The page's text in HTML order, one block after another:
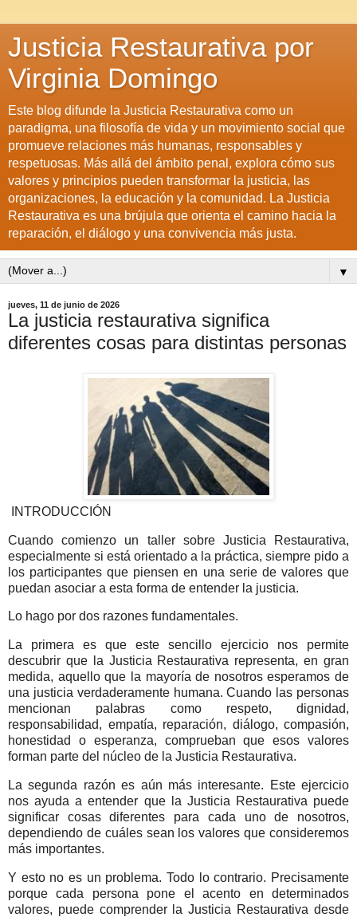
Justicia Restaurativa por
Virginia Domingo
Este blog difunde la Justicia Restaurativa como un
paradigma, una filosofía de vida y un movimiento social que
promueve relaciones más humanas, responsables y
respetuosas. Más allá del ámbito penal, explora cómo sus
valores y principios pueden transformar la justicia, las
organizaciones, la educación y la comunidad. La Justicia
Restaurativa es una brújula que orienta el camino hacia la
reparación, el diálogo y una convivencia más justa.
▼
jueves, 11 de junio de 2026
La justicia restaurativa significa
diferentes cosas para distintas personas
INTRODUCCIÓN
Cuando comienzo un taller sobre Justicia Restaurativa,
especialmente si está orientado a la práctica, siempre pido a
los participantes que piensen en una serie de valores que
puedan asociar a esta forma de entender la justicia.
Lo hago por dos razones fundamentales.
La primera es que este sencillo ejercicio nos permite
descubrir que la Justicia Restaurativa representa, en gran
medida, aquello que la mayoría de nosotros esperamos de
una justicia verdaderamente humana. Cuando las personas
mencionan palabras como respeto, dignidad,
responsabilidad, empatía, reparación, diálogo, compasión,
honestidad o esperanza, comprueban que esos valores
forman parte del núcleo de la Justicia Restaurativa.
La segunda razón es aún más interesante. Este ejercicio
nos ayuda a entender que la Justicia Restaurativa puede
significar cosas diferentes para cada uno de nosotros,
dependiendo de cuáles sean los valores que consideremos
más importantes.
Y esto no es un problema. Todo lo contrario. Precisamente
porque cada persona pone el acento en determinados
valores, puede comprender la Justicia Restaurativa desde